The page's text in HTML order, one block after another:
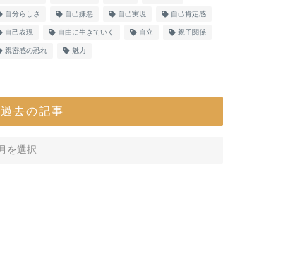
自分らしさ 自己嫌悪 自己実現 自己肯定感
自己表現 自由に生きていく 自立 親子関係
親密感の恐れ 魅力
過去の記事